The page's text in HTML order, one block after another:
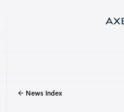
News Index